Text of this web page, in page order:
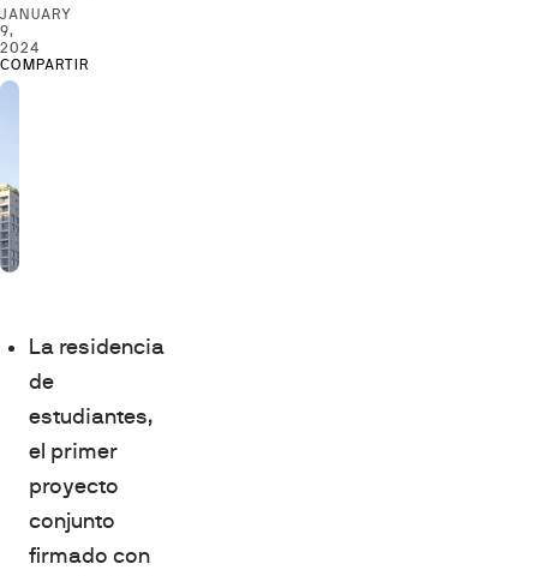
JANUARY
9,
2024
COMPARTIR
La residencia
de
estudiantes,
el primer
proyecto
conjunto
firmado con